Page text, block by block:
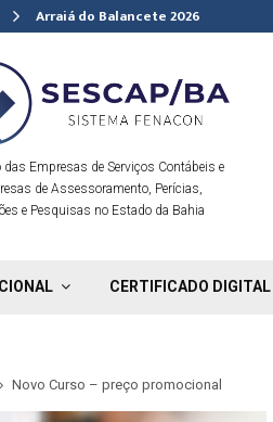
Arraiá do Balancete 2026
das Empresas de Serviços Contábeis e
de Assessoramento, Perícias,
e Pesquisas no Estado da Bahia
CERTIFICADO DIGITAL
Novo Curso – preço promocional